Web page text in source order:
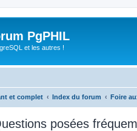
PgPHIL
et les autres !
et complet Index du forum Foire
posées